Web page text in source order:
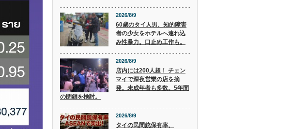
2026/8/9
60歳のタイ人男、知的障害
者の少女をホテルへ連れ込
み性暴力。口止め工作も。
2026/8/9
店内には200人超！ チェン
マイで深夜営業の店を摘
発。未成年者も多数。5年間
の閉鎖を検討。
2026/8/9
タイの民間銃保有率、